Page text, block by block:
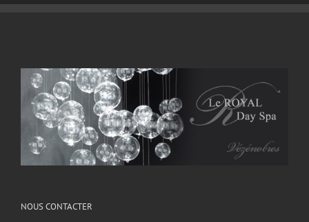
NOUS CONTACTER